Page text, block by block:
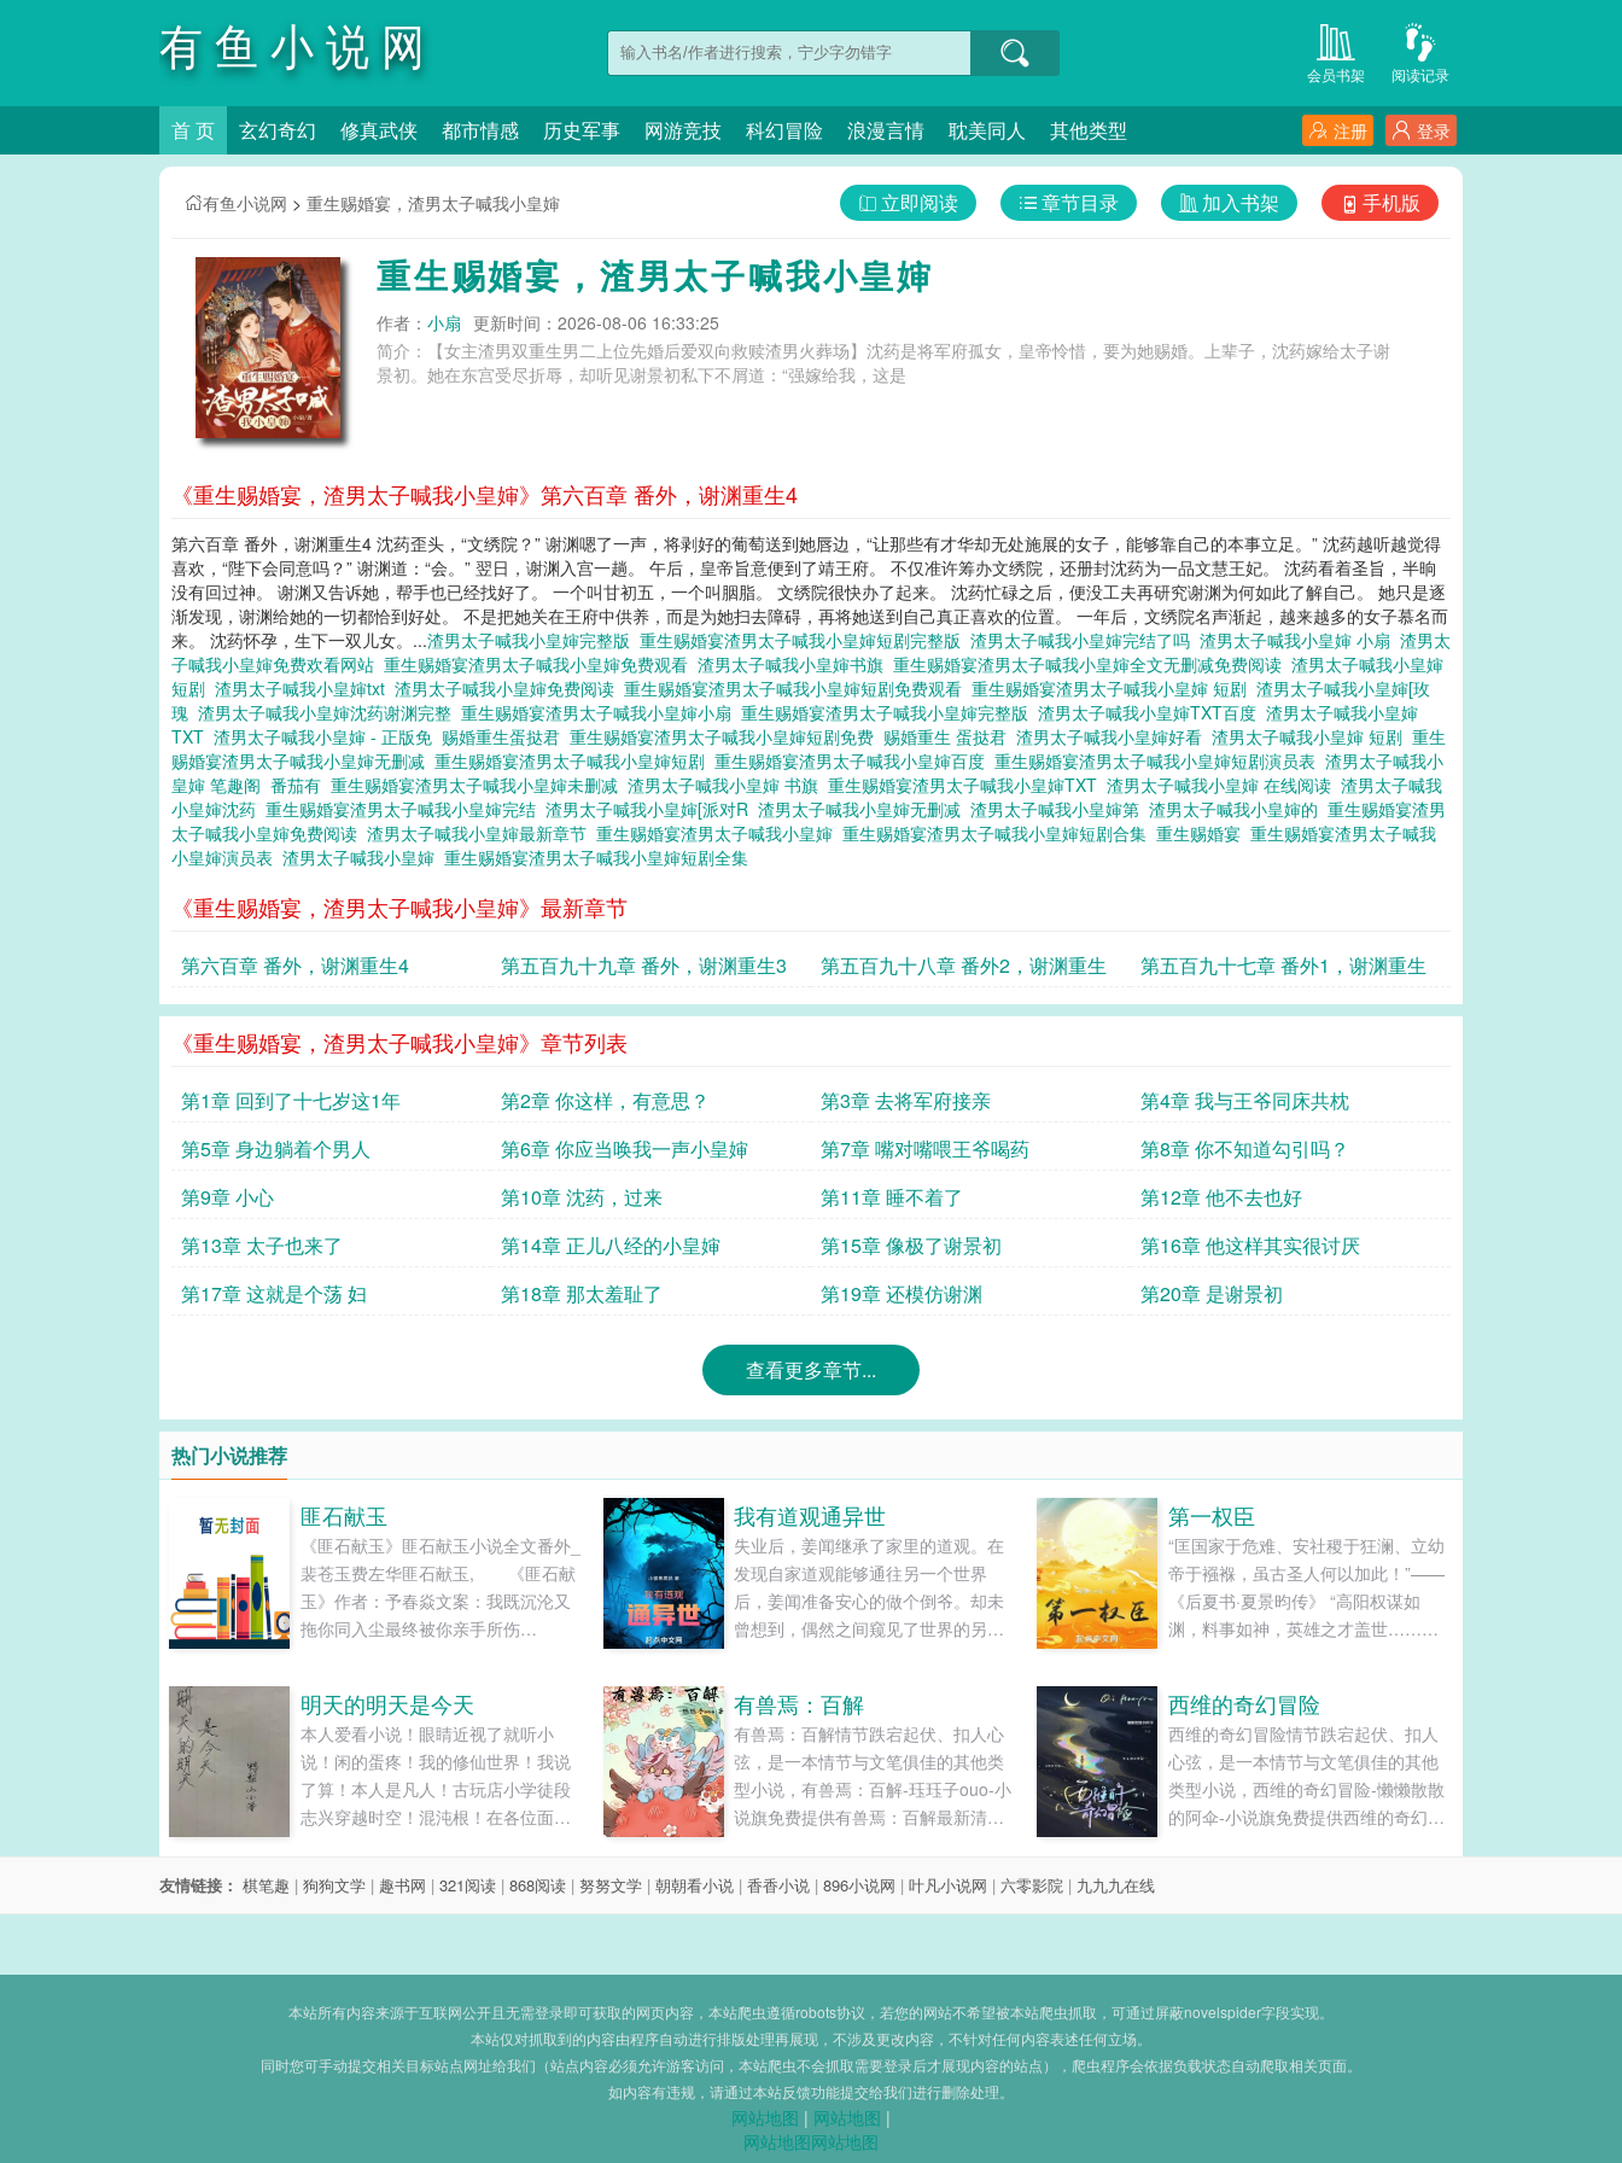
有鱼小说网 阅读记录
会员书架
首 页 玄幻奇幻 修真武侠 都市情感 历史军事 网游竞技 科幻冒险 浪漫言情 耽美同人 其他类型 登录
注册
有鱼小说网 > 重生赐婚宴，渣男太子喊我小皇婶 手机版
加入书架
章节目录
立即阅读
重生赐婚宴，渣男太子喊我小皇婶
作者： 小扇 更新时间：2026-08-06 16:33:25
简介：【女主渣男双重生男二上位先婚后爱双向救赎渣男火葬场】沈药是将军府孤女，皇帝怜惜，要为她赐婚。上辈子，沈药嫁给太子谢
景初。她在东宫受尽折辱，却听见谢景初私下不屑道：“强嫁给我，这是
《重生赐婚宴，渣男太子喊我小皇婶》第六百章 番外，谢渊重生4
第六百章 番外，谢渊重生4 沈药歪头，“文绣院？” 谢渊嗯了一声，将剥好的葡萄送到她唇边，“让那些有才华却无处施展的女子，能够靠自己的本事立足。” 沈药越听越觉得
喜欢，“陛下会同意吗？” 谢渊道：“会。” 翌日，谢渊入宫一趟。 午后，皇帝旨意便到了靖王府。 不仅准许筹办文绣院，还册封沈药为一品文慧王妃。 沈药看着圣旨，半晌
没有回过神。 谢渊又告诉她，帮手也已经找好了。 一个叫甘初五，一个叫胭脂。 文绣院很快办了起来。 沈药忙碌之后，便没工夫再研究谢渊为何如此了解自己。 她只是逐
渐发现，谢渊给她的一切都恰到好处。 不是把她关在王府中供养，而是为她扫去障碍，再将她送到自己真正喜欢的位置。 一年后，文绣院名声渐起，越来越多的女子慕名而
来。 沈药怀孕，生下一双儿女。...渣男太子喊我小皇婶完整版 重生赐婚宴渣男太子喊我小皇婶短剧完整版 渣男太子喊我小皇婶完结了吗 渣男太子喊我小皇婶 小扇 渣男太
子喊我小皇婶免费欢看网站 重生赐婚宴渣男太子喊我小皇婶免费观看 渣男太子喊我小皇婶书旗 重生赐婚宴渣男太子喊我小皇婶全文无删减免费阅读 渣男太子喊我小皇婶
短剧 渣男太子喊我小皇婶txt 渣男太子喊我小皇婶免费阅读 重生赐婚宴渣男太子喊我小皇婶短剧免费观看 重生赐婚宴渣男太子喊我小皇婶 短剧 渣男太子喊我小皇婶[玫
瑰 渣男太子喊我小皇婶沈药谢渊完整 重生赐婚宴渣男太子喊我小皇婶小扇 重生赐婚宴渣男太子喊我小皇婶完整版 渣男太子喊我小皇婶TXT百度 渣男太子喊我小皇婶
TXT 渣男太子喊我小皇婶 - 正版免 赐婚重生蛋挞君 重生赐婚宴渣男太子喊我小皇婶短剧免费 赐婚重生 蛋挞君 渣男太子喊我小皇婶好看 渣男太子喊我小皇婶 短剧 重生
赐婚宴渣男太子喊我小皇婶无删减 重生赐婚宴渣男太子喊我小皇婶短剧 重生赐婚宴渣男太子喊我小皇婶百度 重生赐婚宴渣男太子喊我小皇婶短剧演员表 渣男太子喊我小
皇婶 笔趣阁 番茄有 重生赐婚宴渣男太子喊我小皇婶未删减 渣男太子喊我小皇婶 书旗 重生赐婚宴渣男太子喊我小皇婶TXT 渣男太子喊我小皇婶 在线阅读 渣男太子喊我
小皇婶沈药 重生赐婚宴渣男太子喊我小皇婶完结 渣男太子喊我小皇婶[派对R 渣男太子喊我小皇婶无删减 渣男太子喊我小皇婶第 渣男太子喊我小皇婶的 重生赐婚宴渣男
太子喊我小皇婶免费阅读 渣男太子喊我小皇婶最新章节 重生赐婚宴渣男太子喊我小皇婶 重生赐婚宴渣男太子喊我小皇婶短剧合集 重生赐婚宴 重生赐婚宴渣男太子喊我
小皇婶演员表 渣男太子喊我小皇婶 重生赐婚宴渣男太子喊我小皇婶短剧全集
《重生赐婚宴，渣男太子喊我小皇婶》最新章节
第六百章 番外，谢渊重生4 第五百九十九章 番外，谢渊重生3 第五百九十八章 番外2，谢渊重生 第五百九十七章 番外1，谢渊重生
《重生赐婚宴，渣男太子喊我小皇婶》章节列表
第1章 回到了十七岁这1年 第2章 你这样，有意思？ 第3章 去将军府接亲
第4章 我与王爷同床共枕
第5章 身边躺着个男人
第6章 你应当唤我一声小皇婶 第7章 嘴对嘴喂王爷喝药
第8章 你不知道勾引吗？
第9章 小心
第10章 沈药，过来 第11章 睡不着了
第12章 他不去也好
第13章 太子也来了
第14章 正儿八经的小皇婶 第15章 像极了谢景初
第16章 他这样其实很讨厌
第17章 这就是个荡 妇
第18章 那太羞耻了 第19章 还模仿谢渊 第20章 是谢景初
查看更多章节...
热门小说推荐
匪石献玉
《匪石献玉》匪石献玉小说全文番外_
裴苍玉费左华匪石献玉, 《匪石献
玉》作者：予春焱文案：我既沉沦又
拖你同入尘最终被你亲手所伤
可见（？）的高六复读生，夜晚走个
路都能遇上凶杀案，不仅碰到了不欢
而散的前初中同学，莫名其妙卷进凶
杀案，连自己都被杀手盯上了？？...
我有道观通异世
失业后，姜闻继承了家里的道观。在
发现自家道观能够通往另一个世界
后，姜闻准备安心的做个倒爷。却未
曾想到，偶然之间窥见了世界的另一
骨累累。咏诵黄庭经，修道三清殿。
世上怎堪凡尘破，唯我红尘仙。......
第一权臣
“匡国家于危难、安社稷于狂澜、立幼
帝于襁褓，虽古圣人何以加此！”——
《后夏书·夏景昀传》 “高阳权谋如
渊，料事如神，英雄之才盖世……光
子，掌握军政大权，让天下人只知有
相不知有帝，跋扈嚣张，枉顾人臣礼
节，简直大逆不道！”——夏朝大儒白
云边 “善哉，使我得此人辅佐，岂有今
日之劳乎！”——后世某皇帝 “大丈夫
点，煎熬着寿命。 直至一道来自另一
野，两手压南北，四面俯首，八方敬
明天的明天是今天
本人爱看小说！眼睛近视了就听小
说！闲的蛋疼！我的修仙世界！我说
了算！本人是凡人！古玩店小学徒段
志兴穿越时空！混沌根！在各位面里
炼！完成任务！离家磨难！穿越回
来！发现另一个段智兴在当学徒！我
有兽焉：百解
有兽焉：百解情节跌宕起伏、扣人心
弦，是一本情节与文笔俱佳的其他类
型小说，有兽焉：百解-珏珏子ouo-小
说旗免费提供有兽焉：百解最新清爽
载。...
西维的奇幻冒险
西维的奇幻冒险情节跌宕起伏、扣人
心弦，是一本情节与文笔俱佳的其他
类型小说，西维的奇幻冒险-懒懒散散
的阿伞-小说旗免费提供西维的奇幻冒
友情链接： 棋笔趣 | 狗狗文学 | 趣书网 | 321阅读 | 868阅读 | 努努文学 | 朝朝看小说 | 香香小说 | 896小说网 | 叶凡小说网 | 六零影院 | 九九九在线
本站所有内容来源于互联网公开且无需登录即可获取的网页内容，本站爬虫遵循robots协议，若您的网站不希望被本站爬虫抓取，可通过屏蔽novelspider字段实现。
本站仅对抓取到的内容由程序自动进行排版处理再展现，不涉及更改内容，不针对任何内容表述任何立场。
同时您可手动提交相关目标站点网址给我们（站点内容必须允许游客访问，本站爬虫不会抓取需要登录后才展现内容的站点），爬虫程序会依据负载状态自动爬取相关页面。
如内容有违规，请通过本站反馈功能提交给我们进行删除处理。
网站地图 | 网站地图 |
网站地图网站地图